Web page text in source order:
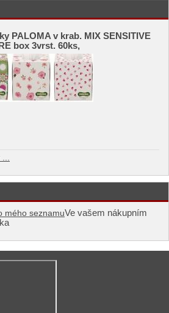
PALOMA v krab. MIX SENSITIVE
box 3vrst. 60ks,
...
mého seznamuVe vašem nákupním